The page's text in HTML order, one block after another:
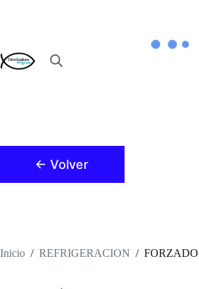
← Volver
Inicio / REFRIGERACION /